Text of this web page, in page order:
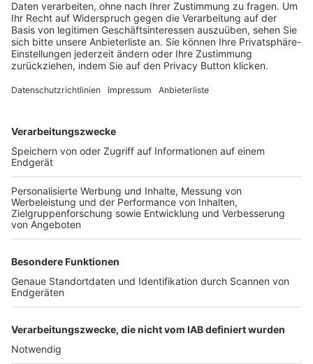
Trainerbörse
Login SpielPlus
FOLGE DEM BFV
TOP-VEREINE
TOP-PARTNER